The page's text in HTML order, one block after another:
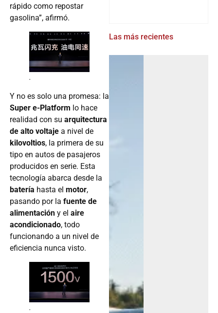
rápido como repostar
gasolina”, afirmó.
.
Y no es solo una promesa: la
Super e-Platform lo hace
realidad con su arquitectura
de alto voltaje a nivel de
kilovoltios, la primera de su
tipo en autos de pasajeros
producidos en serie. Esta
tecnología abarca desde la
batería hasta el motor,
pasando por la fuente de
alimentación y el aire
acondicionado, todo
funcionando a un nivel de
eficiencia nunca visto.
.
Las más recientes